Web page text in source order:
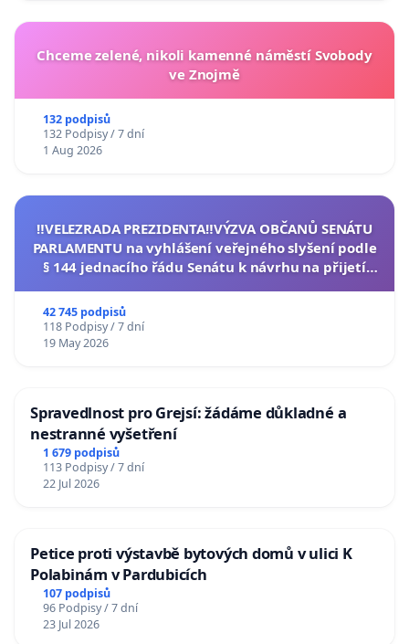
Chceme zelené, nikoli kamenné náměstí Svobody
ve Znojmě
132 podpisů
132 Podpisy / 7 dní
1 Aug 2026
‼️VELEZRADA PREZIDENTA‼️VÝZVA OBČANŮ SENÁTU
PARLAMENTU na vyhlášení veřejného slyšení podle
§ 144 jednacího řádu Senátu k návrhu na přijetí
42 745 podpisů
118 Podpisy / 7 dní
19 May 2026
Spravedlnost pro Grejsí: žádáme důkladné a
nestranné vyšetření
1 679 podpisů
113 Podpisy / 7 dní
22 Jul 2026
Petice proti výstavbě bytových domů v ulici K
Polabinám v Pardubicích
107 podpisů
96 Podpisy / 7 dní
23 Jul 2026